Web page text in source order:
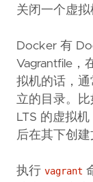
关闭一个虚拟
Docker 有
Vagrantfile，
拟机的话，
立的目录。
LTS 的虚拟
后在其下创
执行 vagrant